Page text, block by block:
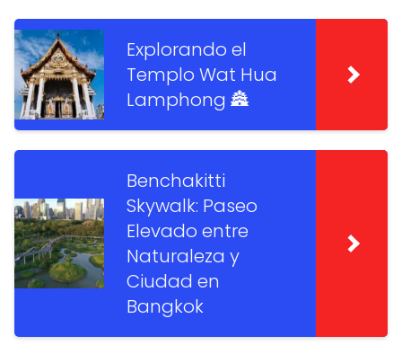
Explorando el
Templo Wat Hua
Lamphong 🏯
Benchakitti
Skywalk: Paseo
Elevado entre
Naturaleza y
Ciudad en
Bangkok